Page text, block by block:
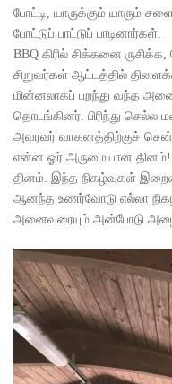
போட்டி, யாருக்கும் யாரும்
போட்டுப் பாட்டுப் பாடினார்கள்.
BBQ கிரில் சிக்கனை
சிறுவர்கள் ஆட்டத்தில்
மின்னலாகப் பறந்து வந்த
தொடங்கினர். பிரிந்து செல்ல
அவரவர் வாகனத்திற்குச்
என்ன ஓர் அருமையான
தினம். இந்த நிகழ்வுகள்
ஆனந்த உணர்வோடு எல்லா
அனைவரையும் அன்போடு